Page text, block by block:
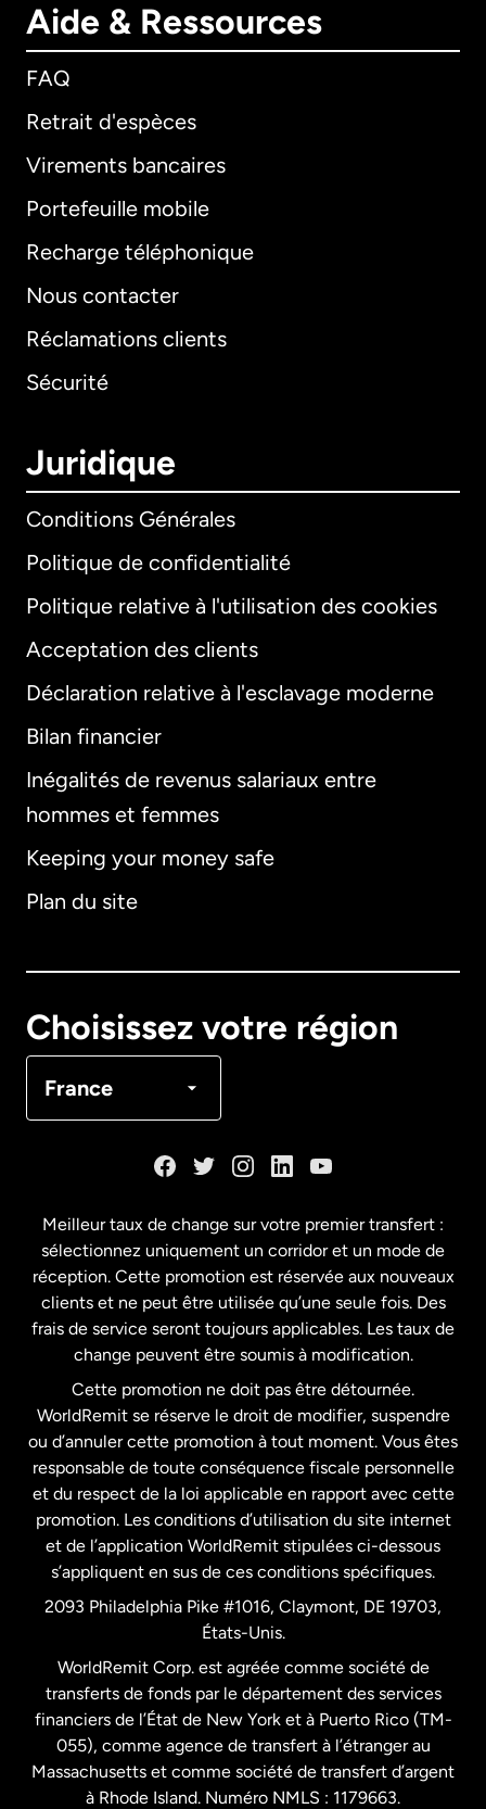
Aide & Ressources
FAQ
Retrait d'espèces
Virements bancaires
Portefeuille mobile
Recharge téléphonique
Nous contacter
Réclamations clients
Sécurité
Juridique
Conditions Générales
Politique de confidentialité
Politique relative à l'utilisation des cookies
Acceptation des clients
Déclaration relative à l'esclavage moderne
Bilan financier
Inégalités de revenus salariaux entre
hommes et femmes
Keeping your money safe
Plan du site
Choisissez votre région
France
International
Allemagne
Français
États-Unis English
États-Unis Español
France
Malaisie
Nouvelle-Zélande
Pays-Bas
Royaume-Uni
Suède
Meilleur taux de change sur votre premier transfert :
sélectionnez uniquement un corridor et un mode de
réception. Cette promotion est réservée aux nouveaux
clients et ne peut être utilisée qu’une seule fois. Des
frais de service seront toujours applicables. Les taux de
change peuvent être soumis à modification.
Cette promotion ne doit pas être détournée.
WorldRemit se réserve le droit de modifier, suspendre
ou d’annuler cette promotion à tout moment. Vous êtes
responsable de toute conséquence fiscale personnelle
et du respect de la loi applicable en rapport avec cette
promotion. Les conditions d’utilisation du site internet
et de l’application WorldRemit stipulées ci-dessous
s’appliquent en sus de ces conditions spécifiques.
2093 Philadelphia Pike #1016, Claymont, DE 19703,
États-Unis.
WorldRemit Corp. est agréée comme société de
transferts de fonds par le département des services
financiers de l’État de New York et à Puerto Rico (TM-
055), comme agence de transfert à l’étranger au
Massachusetts et comme société de transfert d’argent
à Rhode Island. Numéro NMLS : 1179663.